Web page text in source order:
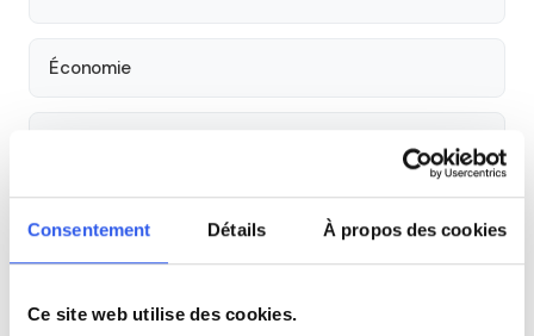
Consentement Détails À propos des cookies
Ce site web utilise des cookies.
Économie